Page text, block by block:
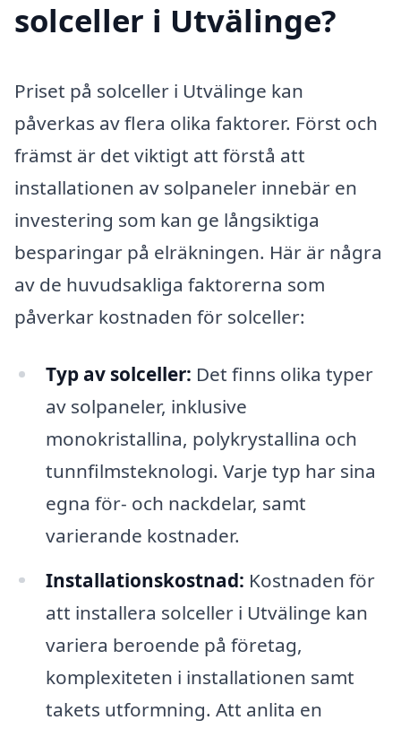
solceller i Utvälinge?
Priset på solceller i Utvälinge kan
påverkas av flera olika faktorer. Först och
främst är det viktigt att förstå att
installationen av solpaneler innebär en
investering som kan ge långsiktiga
besparingar på elräkningen. Här är några
av de huvudsakliga faktorerna som
påverkar kostnaden för solceller:
Typ av solceller: Det finns olika typer
av solpaneler, inklusive
monokristallina, polykrystallina och
tunnfilmsteknologi. Varje typ har sina
egna för- och nackdelar, samt
varierande kostnader.
Installationskostnad: Kostnaden för
att installera solceller i Utvälinge kan
variera beroende på företag,
komplexiteten i installationen samt
takets utformning. Att anlita en